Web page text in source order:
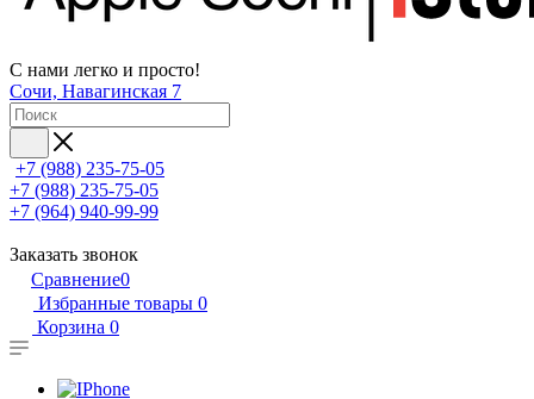
С нами легко и просто!
Сочи, Навагинская 7
+7 (988) 235-75-05
+7 (988) 235-75-05
+7 (964) 940-99-99
Заказать звонок
Сравнение0
Избранные товары 0
Корзина 0